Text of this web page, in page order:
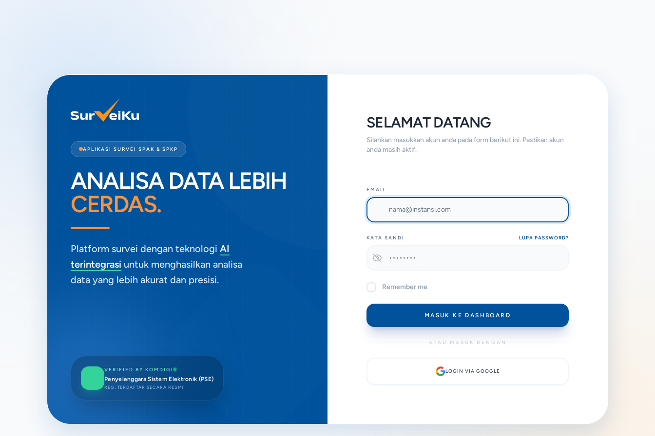
APLIKASI SURVEI SPAK & SPKP
ANALISA DATA LEBIH
CERDAS.
Platform survei dengan teknologi AI
terintegrasi untuk menghasilkan analisa
data yang lebih akurat dan presisi.
VERIFIED BY KOMDIGI
Penyelenggara Sistem Elektronik (PSE)
REG: TERDAFTAR SECARA RESMI
SELAMAT DATANG
Silahkan masukkan akun anda pada form berikut ini. Pastikan akun
anda masih aktif.
EMAIL
KATA SANDI LUPA PASSWORD?
Remember me
MASUK KE DASHBOARD
ATAU MASUK DENGAN
LOGIN VIA GOOGLE